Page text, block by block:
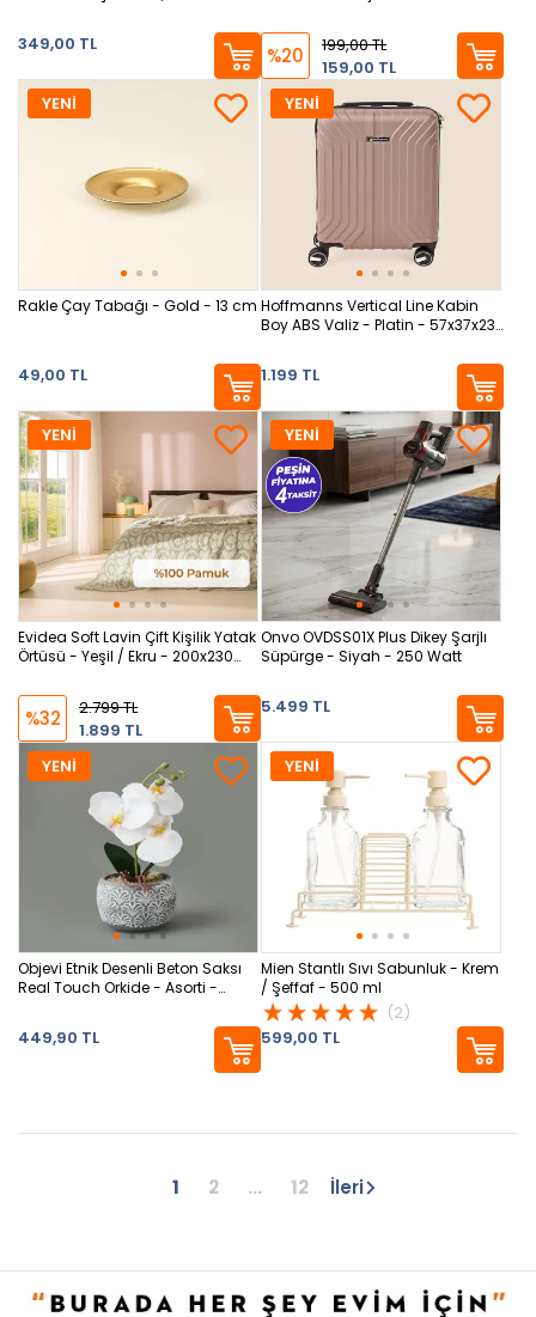
349,00 TL %20
199,00 TL
159,00 TL
Rakle Çay Tabağı - Gold - 13 cm
49,00 TL
YENİ
Hoffmanns Vertical Line Kabin
Boy ABS Valiz - Platin - 57x37x23
1.199 TL
YENİ
Evidea Soft Lavin Çift Kişilik Yatak
Örtüsü - Yeşil / Ekru - 200x230
%32
2.799 TL
1.899 TL
YENİ
Onvo OVDSS01X Plus Dikey Şarjlı
Süpürge - Siyah - 250 Watt
5.499 TL
YENİ
Objevi Etnik Desenli Beton Saksı
Real Touch Orkide - Asorti -
449,90 TL
YENİ
Mien Stantlı Sıvı Sabunluk - Krem
/ Şeffaf - 500 ml
(2)
599,00 TL
YENİ
1 2 ... 12 İleri